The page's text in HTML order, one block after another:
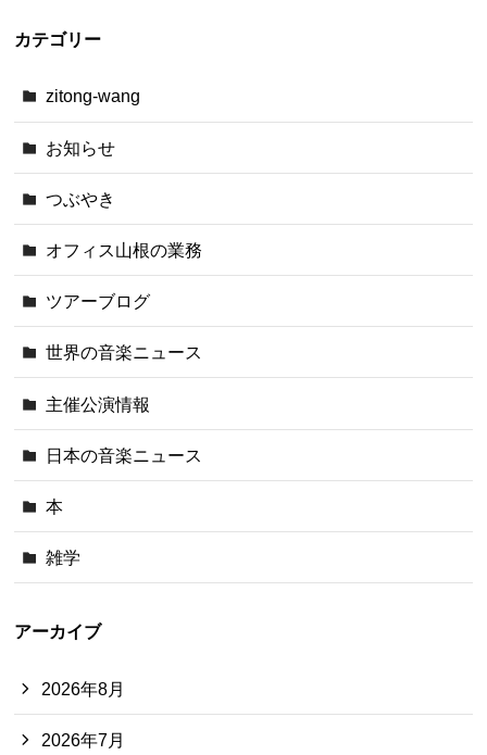
カテゴリー
zitong-wang
お知らせ
つぶやき
オフィス山根の業務
ツアーブログ
世界の音楽ニュース
主催公演情報
日本の音楽ニュース
本
雑学
アーカイブ
2026年8月
2026年7月